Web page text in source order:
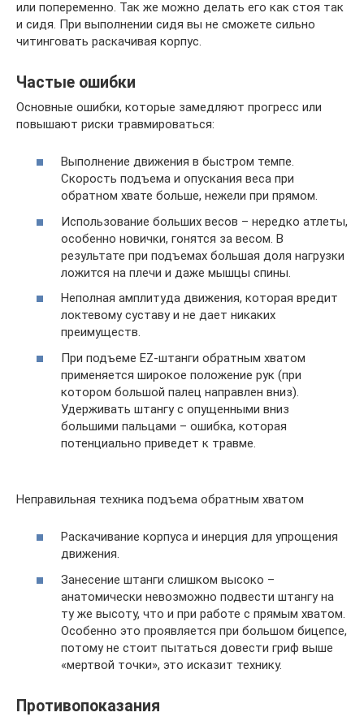
или попеременно. Так же можно делать его как стоя так
и сидя. При выполнении сидя вы не сможете сильно
читинговать раскачивая корпус.
Частые ошибки
Основные ошибки, которые замедляют прогресс или
повышают риски травмироваться:
Выполнение движения в быстром темпе.
Скорость подъема и опускания веса при
обратном хвате больше, нежели при прямом.
Использование больших весов – нередко атлеты,
особенно новички, гонятся за весом. В
результате при подъемах большая доля нагрузки
ложится на плечи и даже мышцы спины.
Неполная амплитуда движения, которая вредит
локтевому суставу и не дает никаких
преимуществ.
При подъеме EZ-штанги обратным хватом
применяется широкое положение рук (при
котором большой палец направлен вниз).
Удерживать штангу с опущенными вниз
большими пальцами – ошибка, которая
потенциально приведет к травме.
Неправильная техника подъема обратным хватом
Раскачивание корпуса и инерция для упрощения
движения.
Занесение штанги слишком высоко –
анатомически невозможно подвести штангу на
ту же высоту, что и при работе с прямым хватом.
Особенно это проявляется при большом бицепсе,
потому не стоит пытаться довести гриф выше
«мертвой точки», это исказит технику.
Противопоказания